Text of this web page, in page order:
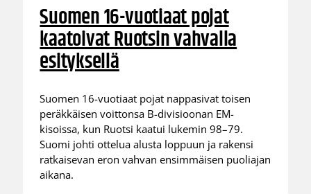
Suomen 16-vuotiaat pojat
kaatoivat Ruotsin vahvalla
esityksellä
Suomen 16-vuotiaat pojat nappasivat toisen
peräkkäisen voittonsa B-divisioonan EM-
kisoissa, kun Ruotsi kaatui lukemin 98–79.
Suomi johti ottelua alusta loppuun ja rakensi
ratkaisevan eron vahvan ensimmäisen puoliajan
aikana.